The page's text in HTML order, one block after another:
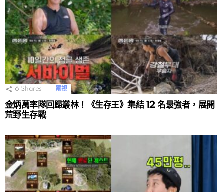
6 Shares 電視
金炳萬率隊回歸叢林！《生存王》集結 12 名最強者，展開
荒野生存戰